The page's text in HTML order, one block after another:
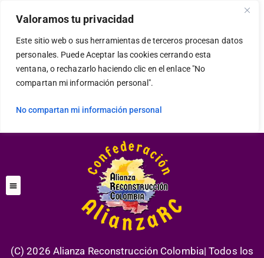
Valoramos tu privacidad
Este sitio web o sus herramientas de terceros procesan datos
personales. Puede Aceptar las cookies cerrando esta
ventana, o rechazarlo haciendo clic en el enlace "No
compartan mi información personal".
No compartan mi información personal
(C) 2026 Alianza Reconstrucción Colombia| Todos los